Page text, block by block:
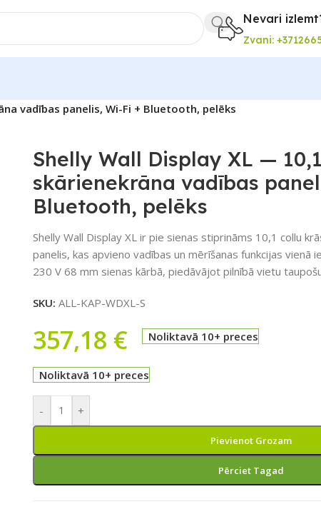
Nevari
Zvani:
vadības panelis, Wi-Fi + Bluetooth, pelēks
Shelly Wall Display XL —
skārienekrāna vadības
Bluetooth, pelēks
Shelly Wall Display XL ir pie sienas stiprināms 10,1 collu
panelis, kas apvieno vadības un mērīšanas funkcijas vienā
230 V 68 mm sienas kārbā, piedāvājot pilnībā vietu
SKU: ALL-KAP-WDXL-S
357,18 € Noliktavā 10+ preces
Noliktavā 10+ preces
- +
Pievienot Grozam
Pērciet Tagad